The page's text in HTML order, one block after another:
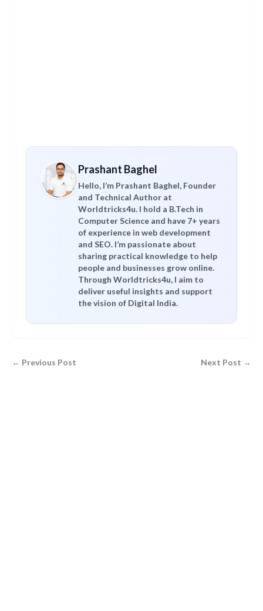
Prashant Baghel
Hello, I’m Prashant Baghel, Founder
and Technical Author at
Worldtricks4u. I hold a B.Tech in
Computer Science and have 7+ years
of experience in web development
and SEO. I’m passionate about
sharing practical knowledge to help
people and businesses grow online.
Through Worldtricks4u, I aim to
deliver useful insights and support
the vision of Digital India.
← Previous Post Next Post →